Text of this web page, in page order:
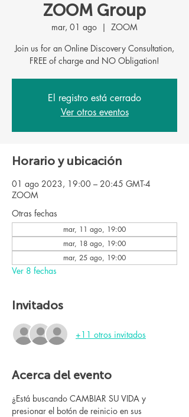
ZOOM Group
mar, 01 ago
  |
ZOOM
Join us for an Online Discovery Consultation,
FREE of charge and NO Obligation!
El registro está cerrado
Ver otros eventos
Horario y ubicación
01 ago 2023, 19:00 – 20:45 GMT-4
ZOOM
Otras fechas
mar, 11 ago, 19:00
mar, 18 ago, 19:00
mar, 25 ago, 19:00
Ver 8 fechas
Invitados
+11 otros invitados
Acerca del evento
¿Está buscando CAMBIAR SU VIDA y
presionar el botón de reinicio en sus